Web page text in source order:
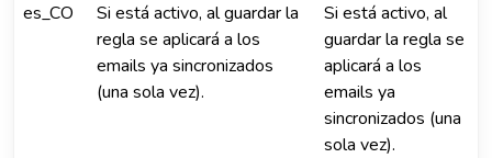
es_CO
Si está activo, al guardar la
regla se aplicará a los
emails ya sincronizados
(una sola vez).
Si está activo, al
guardar la regla se
aplicará a los
emails ya
sincronizados (una
sola vez).